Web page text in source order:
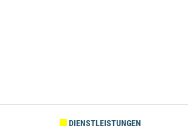
DIENSTLEISTUNGEN